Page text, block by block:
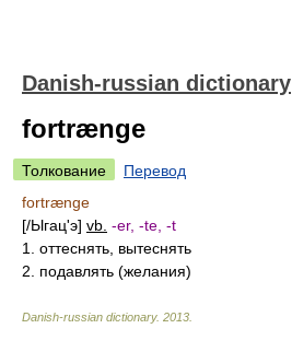
Danish-russian dictionary
fortrænge
Толкование
Перевод
fortrænge
[/Ыгац'э] vb. -er, -te, -t
1. оттеснять, вытеснять
2. подавлять (желания)
Danish-russian dictionary. 2013